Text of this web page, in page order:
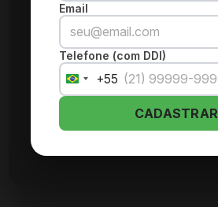
Email
Telefone (com DDI)
Brazil
+55
+55
CADASTRAR